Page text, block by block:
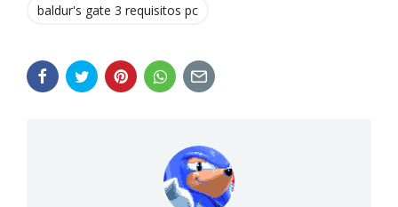
baldur's gate 3 requisitos pc